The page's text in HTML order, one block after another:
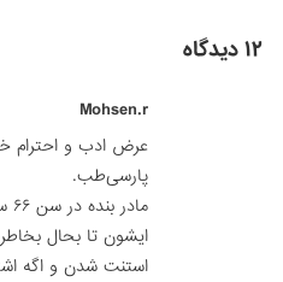
۱۲ دیدگاه
Mohsen.r
عرض ادب و احترام
پارسی‌طب.